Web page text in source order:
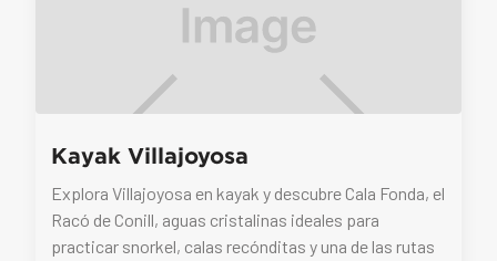
Kayak Villajoyosa
Explora Villajoyosa en kayak y descubre Cala Fonda, el
Racó de Conill, aguas cristalinas ideales para
practicar snorkel, calas recónditas y una de las rutas